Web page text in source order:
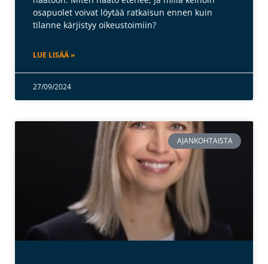
osapuolet voivat löytää ratkaisun ennen kuin
tilanne kärjistyy oikeustoimiin?
LUE LISÄÄ »
27/09/2024
AJANKOHTAISTA